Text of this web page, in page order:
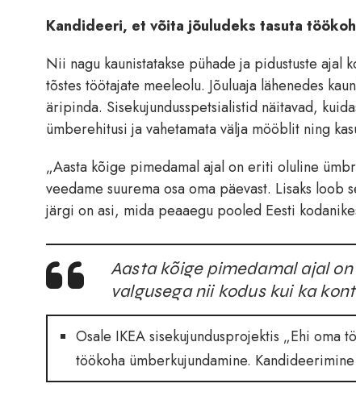
Kandideeri, et võita jõuludeks tasuta
Nii nagu kaunistatakse pühade ja pidustuste ajal
tõstes töötajate meeleolu. Jõuluaja lähenedes
äripinda. Sisekujundusspetsialistid näitavad,
ümberehitusi ja vahetamata välja mööblit ning
„Aasta kõige pimedamal ajal on eriti oluline
veedame suurema osa oma päevast. Lisaks
järgi on asi, mida peaaegu pooled Eesti
Aasta kõige pimedamal ajal
valgusega nii kodus kui ka
Osale IKEA sisekujundusprojektis „Ehi oma
töökoha ümberkujundamine.